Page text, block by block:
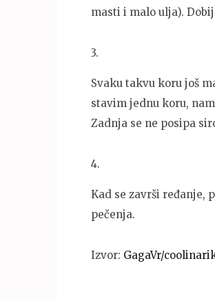
masti i malo ulja).
3.
Svaku takvu koru još
stavim jednu koru,
Zadnja se ne posipa
4.
Kad se završi ređanje,
pečenja.
Izvor: GagaVr/